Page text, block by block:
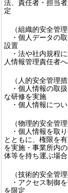
法、責任者・担当
定
（組織的安全管理
・個人データの取
設置
・法や社内規程に
人情報管理責任者
（人的安全管理措
・個人情報の取扱
な研修を実施
・個人情報につい
（物理的安全管理
・個人情報を取り
とともに、権限を
を実施・事業所内
体等を持ち運ぶ場
（技術的安全管理
・アクセス制御を
を限定